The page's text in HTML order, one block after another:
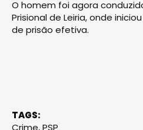
O homem foi agora
Prisional de Leiria, onde
de prisão efetiva.
TAGS:
Crime,PSP